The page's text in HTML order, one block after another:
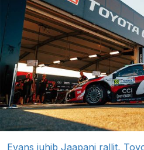
Evans juhib Jaapani rallit,